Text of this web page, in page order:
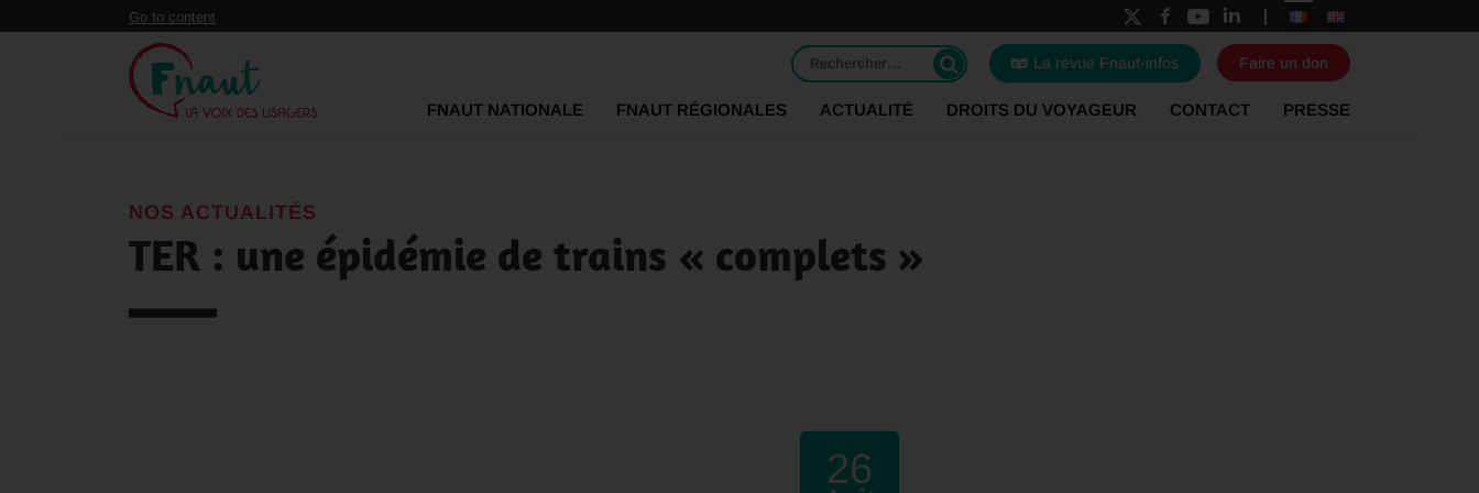
Panneau de gestion des cookies
Go to content
Rechercher : La revue Fnaut-infos Faire un don
FNAUT NATIONALE FNAUT RÉGIONALES ACTUALITÉ DROITS DU VOYAGEUR CONTACT PRESSE
NOS ACTUALITÉS
TER : une épidémie de trains « complets »
26